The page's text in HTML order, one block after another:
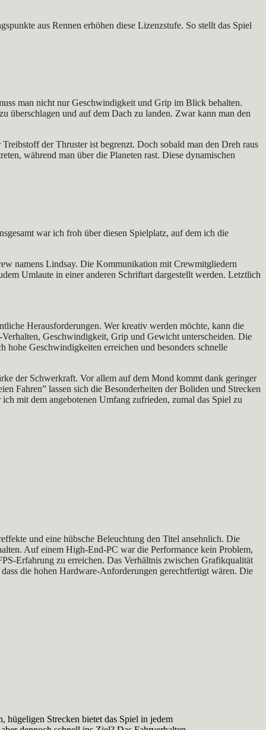
aus Rennen erhöhen diese Lizenzstufe. So stellt das Spiel
man nicht nur Geschwindigkeit und Grip im Blick behalten.
überschlagen und auf dem Dach zu landen. Zwar kann man den
der Thruster ist begrenzt. Doch sobald man den Dreh raus
während man über die Planeten rast. Diese dynamischen
war ich froh über diesen Spielplatz, auf dem ich die
namens Lindsay. Die Kommunikation mit Crewmitgliedern
Umlaute in einer anderen Schriftart dargestellt werden. Letztlich
Herausforderungen. Wer kreativ werden möchte, kann die
Geschwindigkeit, Grip und Gewicht unterscheiden. Die
hohe Geschwindigkeiten erreichen und besonders schnelle
der Schwerkraft. Vor allem auf dem Mond kommt dank geringer
Fahren” lassen sich die Besonderheiten der Boliden und Strecken
mit dem angebotenen Umfang zufrieden, zumal das Spiel zu
und eine hübsche Beleuchtung den Titel ansehnlich. Die
Auf einem High-End-PC war die Performance kein Problem,
Erfahrung zu erreichen. Das Verhältnis zwischen Grafikqualität
die hohen Hardware-Anforderungen gerechtfertigt wären. Die
Strecken bietet das Spiel in jedem